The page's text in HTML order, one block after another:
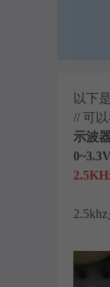
以下
// 可
示波